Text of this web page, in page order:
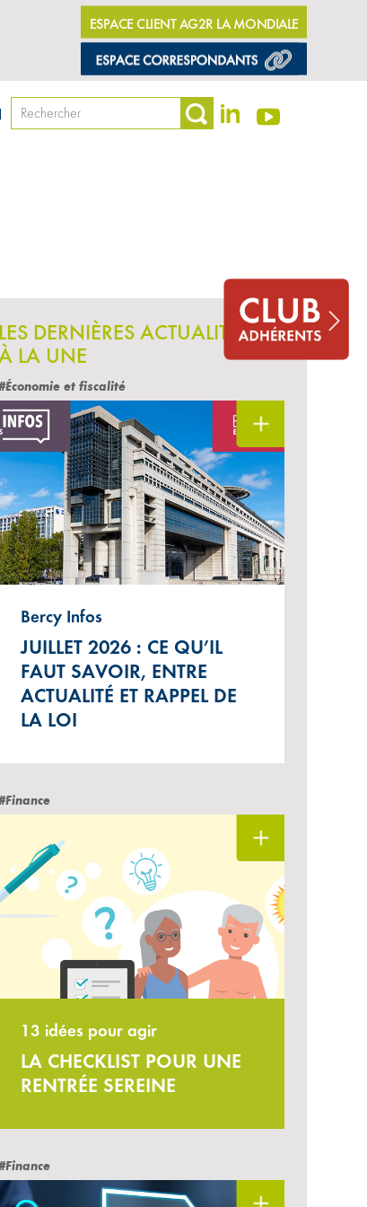
ESPACE CLIENT AG2R LA MONDIALE
LES DERNIÈRES ACTUALITÉS
LA UNE
et fiscalité
Bercy Infos
JUILLET 2026 : CE QU’IL
FAUT SAVOIR, ENTRE
ACTUALITÉ ET RAPPEL DE
LA LOI
13 idées pour agir
LA CHECKLIST POUR UNE
RENTRÉE SEREINE